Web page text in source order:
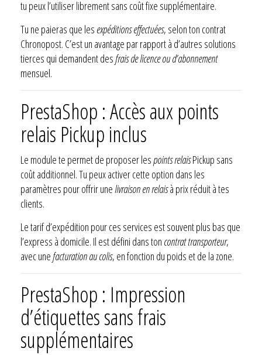
tu peux l’utiliser librement sans coût fixe supplémentaire.
Tu ne paieras que les expéditions effectuées, selon ton contrat
Chronopost. C’est un avantage par rapport à d’autres solutions
tierces qui demandent desfrais de licence ou d’abonnement
mensuel.
PrestaShop : Accès aux points
relais Pickup inclus
Le module te permet de proposer lespoints relaisPickup sans
coût additionnel. Tu peux activer cette option dans les
paramètres pour offrir une livraison en relaisà prix réduit à tes
clients.
Le tarif d’expédition pour ces services est souvent plus bas que
l’express à domicile. Il est défini dans ton contrat transporteur,
avec unefacturation au colis, en fonction du poids et de la zone.
PrestaShop : Impression
d’étiquettes sans frais
supplémentaires